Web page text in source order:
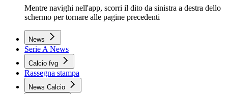
Mentre navighi nell'app, scorri il dito da sinistra a destra dello
schermo per tornare alle pagine precedenti
News
Serie A News
Calcio fvg
Rassegna stampa
News Calcio